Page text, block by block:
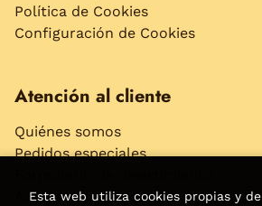
Política de Cookies
Configuración de Cookies
Atención al cliente
Quiénes somos
Pedidos especiales
Accesibilidad
Esta web utiliza cookies propias y